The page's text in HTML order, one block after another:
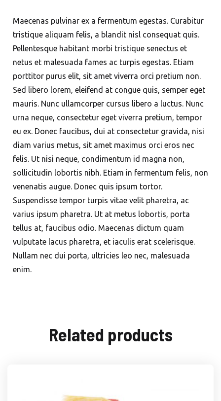
Maecenas pulvinar ex a fermentum egestas. Curabitur
tristique aliquam felis, a blandit nisl consequat quis.
Pellentesque habitant morbi tristique senectus et
netus et malesuada fames ac turpis egestas. Etiam
porttitor purus elit, sit amet viverra orci pretium non.
Sed libero lorem, eleifend at congue quis, semper eget
mauris. Nunc ullamcorper cursus libero a luctus. Nunc
urna neque, consectetur eget viverra pretium, tempor
eu ex. Donec faucibus, dui at consectetur gravida, nisi
diam varius metus, sit amet maximus orci eros nec
felis. Ut nisi neque, condimentum id magna non,
sollicitudin lobortis nibh. Etiam in fermentum felis, non
venenatis augue. Donec quis ipsum tortor.
Suspendisse tempor turpis vitae velit pharetra, ac
varius ipsum pharetra. Ut at metus lobortis, porta
tellus at, faucibus odio. Maecenas dictum quam
vulputate lacus pharetra, et iaculis erat scelerisque.
Nullam nec dui porta, ultricies leo nec, malesuada
enim.
Related products